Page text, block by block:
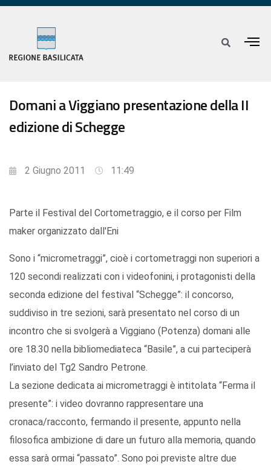
Domani a Viggiano presentazione della II
edizione di Schegge
2 Giugno 2011 11:49
Parte il Festival del Cortometraggio, e il corso per Film
maker organizzato dall'Eni
Sono i “micrometraggi”, cioè i cortometraggi non superiori a
120 secondi realizzati con i videofonini, i protagonisti della
seconda edizione del festival “Schegge”: il concorso,
suddiviso in tre sezioni, sarà presentato nel corso di un
incontro che si svolgerà a Viggiano (Potenza) domani alle
ore 18.30 nella bibliomediateca “Basile”, a cui parteciperà
l’inviato del Tg2 Sandro Petrone.
La sezione dedicata ai micrometraggi è intitolata “Ferma il
presente”: i video dovranno rappresentare una
cronaca/racconto, fermando il presente, appunto nella
filosofica ambizione di dare un futuro alla memoria, quando
essa sarà ormai “passato”. Sono poi previste altre due